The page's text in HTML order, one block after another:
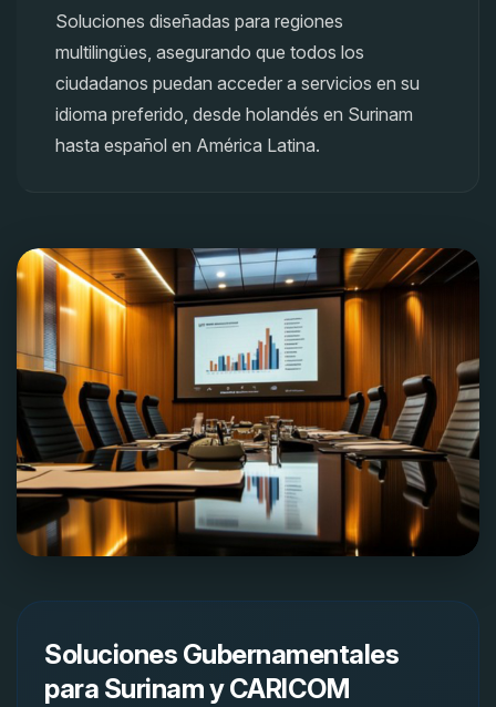
Soluciones diseñadas para regiones
multilingües, asegurando que todos los
ciudadanos puedan acceder a servicios en su
idioma preferido, desde holandés en Surinam
hasta español en América Latina.
Soluciones Gubernamentales
para Surinam y CARICOM